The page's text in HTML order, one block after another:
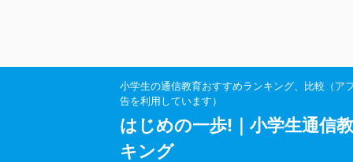
小学生の通信教育おすすめランキング、比較（ア
告を利用しています）
はじめの一歩!｜小学生通信
キング